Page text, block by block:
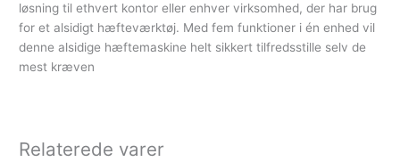
løsning til ethvert kontor eller enhver virksomhed, der har brug
for et alsidigt hæfteværktøj. Med fem funktioner i én enhed vil
denne alsidige hæftemaskine helt sikkert tilfredsstille selv de
mest kræven
Relaterede varer